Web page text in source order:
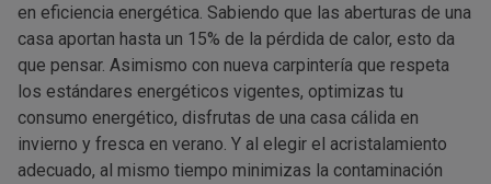
en eficiencia energética. Sabiendo que las aberturas de una
casa aportan hasta un 15% de la pérdida de calor, esto da
que pensar. Asimismo con nueva carpintería que respeta
los estándares energéticos vigentes, optimizas tu
consumo energético, disfrutas de una casa cálida en
invierno y fresca en verano. Y al elegir el acristalamiento
adecuado, al mismo tiempo minimizas la contaminación